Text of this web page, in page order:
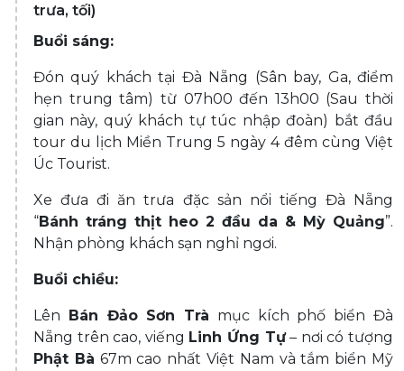
trưa, tối)
Buổi sáng:
Đón quý khách tại Đà Nẵng (Sân bay, Ga, điểm
hẹn trung tâm) từ 07h00 đến 13h00 (Sau thời
gian này, quý khách tự túc nhập đoàn) bắt đầu
tour du lịch Miền Trung 5 ngày 4 đêm cùng Việt
Úc Tourist.
Xe đưa đi ăn trưa đặc sản nổi tiếng Đà Nẵng
“Bánh tráng thịt heo 2 đầu da & Mỳ Quảng”.
Nhận phòng khách sạn nghỉ ngơi.
Buổi chiều:
Lên Bán Đảo Sơn Trà mục kích phố biển Đà
Nẵng trên cao, viếng Linh Ứng Tự– nơi có tượng
Phật Bà 67m cao nhất Việt Nam và tắm biển Mỹ